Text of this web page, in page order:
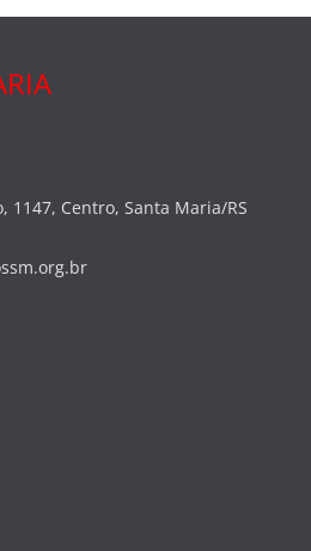
1147, Centro, Santa Maria/RS